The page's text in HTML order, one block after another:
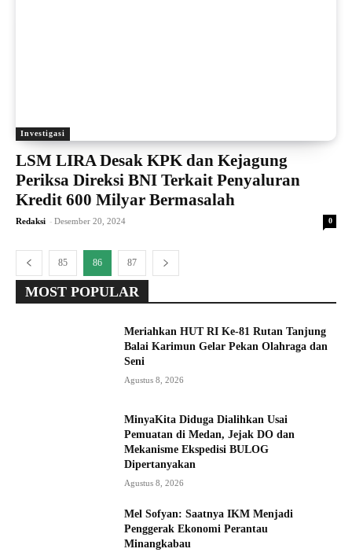
Investigasi
LSM LIRA Desak KPK dan Kejagung
Periksa Direksi BNI Terkait Penyaluran
Kredit 600 Milyar Bermasalah
Redaksi - Desember 20, 2024 0
85 86 87
MOST POPULAR
Meriahkan HUT RI Ke-81 Rutan Tanjung
Balai Karimun Gelar Pekan Olahraga dan
Seni
Agustus 8, 2026
MinyaKita Diduga Dialihkan Usai
Pemuatan di Medan, Jejak DO dan
Mekanisme Ekspedisi BULOG
Dipertanyakan
Agustus 8, 2026
Mel Sofyan: Saatnya IKM Menjadi
Penggerak Ekonomi Perantau
Minangkabau